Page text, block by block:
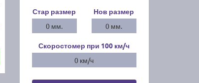
Стар размер
0 мм.
Нов размер
0 мм.
Скоростомер при 100 км/ч
0 км/ч